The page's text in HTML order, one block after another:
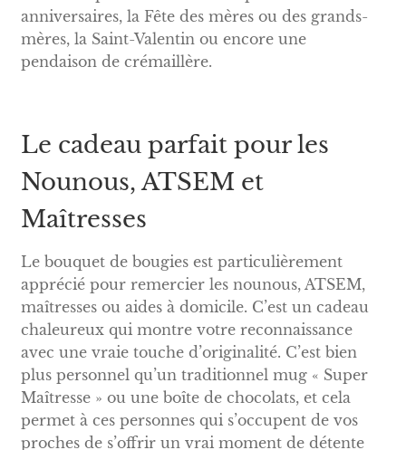
anniversaires, la Fête des mères ou des grands-
mères, la Saint-Valentin ou encore une
pendaison de crémaillère.
Le cadeau parfait pour les
Nounous, ATSEM et
Maîtresses
Le bouquet de bougies est particulièrement
apprécié pour remercier les nounous, ATSEM,
maîtresses ou aides à domicile. C’est un cadeau
chaleureux qui montre votre reconnaissance
avec une vraie touche d’originalité. C’est bien
plus personnel qu’un traditionnel mug « Super
Maîtresse » ou une boîte de chocolats, et cela
permet à ces personnes qui s’occupent de vos
proches de s’offrir un vrai moment de détente